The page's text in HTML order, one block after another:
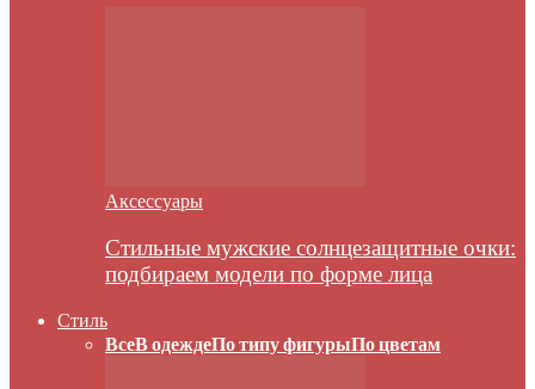
Аксессуары
Стильные мужские солнцезащитные очки:
подбираем модели по форме лица
Стиль
ВсеВ одеждеПо типу фигурыПо цветам